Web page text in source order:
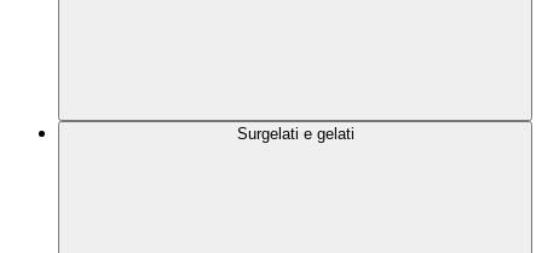
Surgelati e gelati